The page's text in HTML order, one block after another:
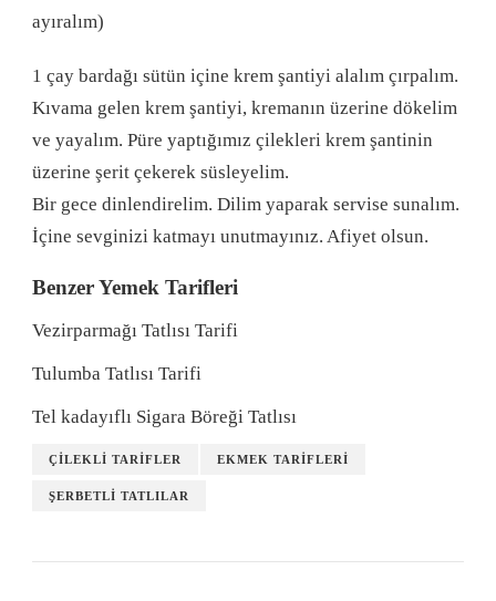
ayıralım)
1 çay bardağı sütün içine krem şantiyi alalım çırpalım.
Kıvama gelen krem şantiyi, kremanın üzerine dökelim
ve yayalım. Püre yaptığımız çilekleri krem şantinin
üzerine şerit çekerek süsleyelim.
Bir gece dinlendirelim. Dilim yaparak servise sunalım.
İçine sevginizi katmayı unutmayınız. Afiyet olsun.
Benzer Yemek Tarifleri
Vezirparmağı Tatlısı Tarifi
Tulumba Tatlısı Tarifi
Tel kadayıflı Sigara Böreği Tatlısı
ÇILEKLI TARIFLER EKMEK TARIFLERI
ŞERBETLI TATLILAR